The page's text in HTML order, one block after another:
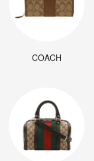
COACH